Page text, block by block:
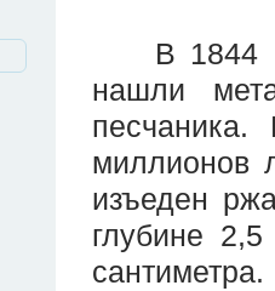
В 1844
нашли
песчаника.
миллионов
изъеден
глубине
сантиметра.